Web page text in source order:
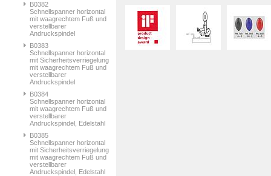
B0382
Schnellspanner horizontal
mit waagrechtem Fuß und
verstellbarer
Andruckspindel
B0383
Schnellspanner horizontal
mit Sicherheitsverriegelung
mit waagrechtem Fuß und
verstellbarer
Andruckspindel
B0384
Schnellspanner horizontal
mit waagrechtem Fuß und
verstellbarer
Andruckspindel, Edelstahl
B0385
Schnellspanner horizontal
mit Sicherheitsverriegelung
mit waagrechtem Fuß und
verstellbarer
Andruckspindel, Edelstahl